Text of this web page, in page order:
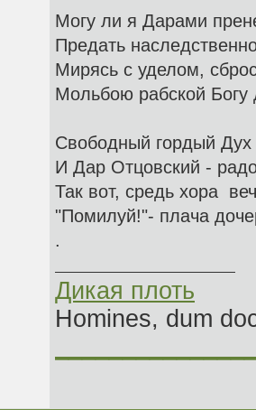
Могу ли я Дарами
Предать
Мирясь с уделом,
Мольбою рабской Богу
Свободный гордый Дух
И Дар Отцовский -
Так вот, средь хора
"Помилуй!"- плача
.
Дикая плоть
Homines, dum